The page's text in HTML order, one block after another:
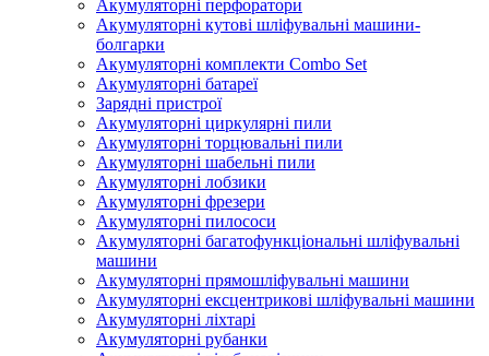
Акумуляторні перфоратори
Акумуляторні кутові шліфувальні машини-
болгарки
Акумуляторні комплекти Combo Set
Акумуляторні батареї
Зарядні пристрої
Акумуляторні циркулярні пили
Акумуляторні торцювальні пили
Акумуляторні шабельні пили
Акумуляторні лобзики
Акумуляторні фрезери
Акумуляторні пилососи
Акумуляторні багатофункціональні шліфувальні
машини
Акумуляторні прямошліфувальні машини
Акумуляторні ексцентрикові шліфувальні машини
Акумуляторні ліхтарі
Акумуляторні рубанки